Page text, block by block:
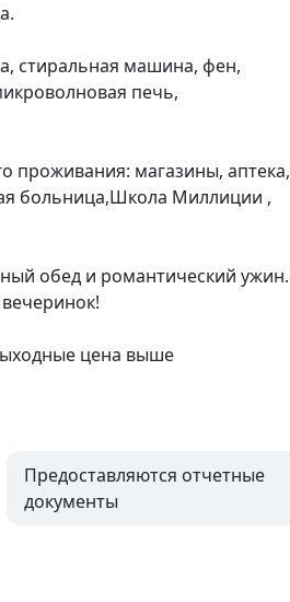
стиральная машина, фен,
печь,
проживания: мaгaзины, аптeка,
больницa,Школа Миллиции ,
обед и романтический ужин.
цена выше
Предоставляются отчетные
документы